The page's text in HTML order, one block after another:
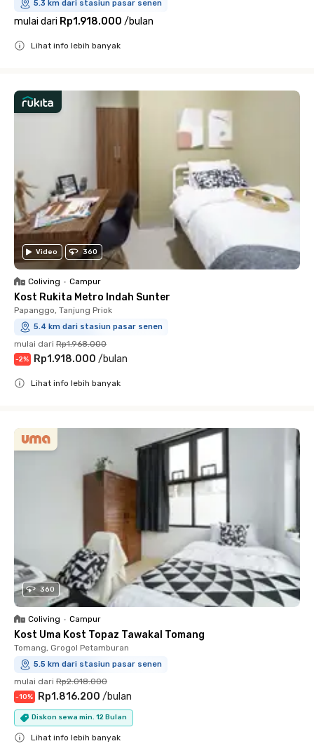
5.3 km dari stasiun pasar senen
mulai dari Rp1.918.000 /bulan
Lihat info lebih banyak
Video 360
Coliving • Campur
Kost Rukita Metro Indah Sunter
Papanggo, Tanjung Priok
5.4 km dari stasiun pasar senen
mulai dari Rp1.968.000
-2% Rp1.918.000 /bulan
Lihat info lebih banyak
360
Coliving • Campur
Kost Uma Kost Topaz Tawakal Tomang
Tomang, Grogol Petamburan
5.5 km dari stasiun pasar senen
mulai dari Rp2.018.000
-10% Rp1.816.200 /bulan
Diskon sewa min. 12 Bulan
Lihat info lebih banyak